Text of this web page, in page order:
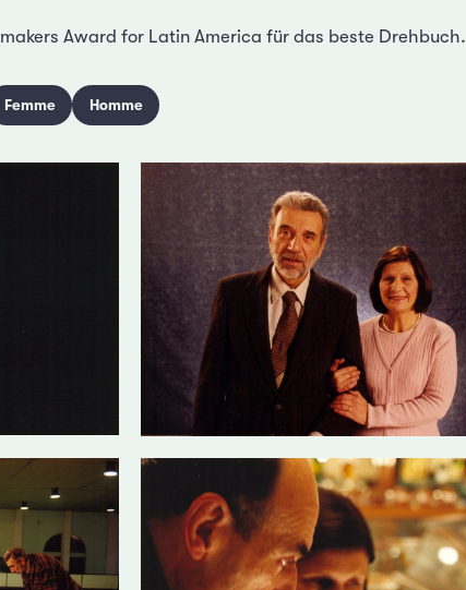
Award for Latin America für das beste Drehbuch.
Femme Homme